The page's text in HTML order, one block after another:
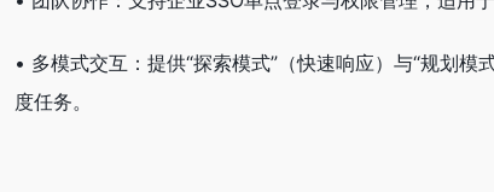
• 多模式交互：提供“探索模式”（快速响应）与“规划
度任务。